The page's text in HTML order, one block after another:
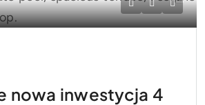
nowa inwestycja 4